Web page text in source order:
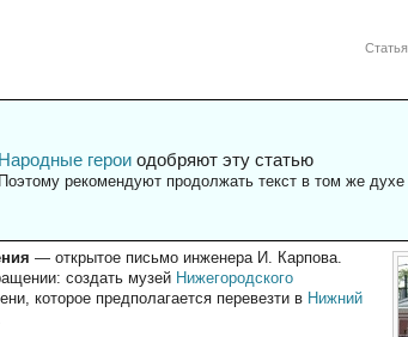
Статья
Народные героиодобряют эту статью
Поэтому рекомендуют продолжать текст в том же духе
— открытое письмо инженера И. Карпова.
создать музей Нижегородского
которое предполагается перевезти в Нижний